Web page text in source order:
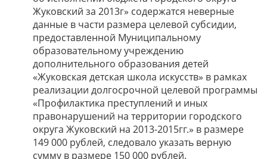
Жуковский за 2013г» содержатся неверные
данные в части размера целевой субсидии,
предоставленной Муниципальному
образовательному учреждению
дополнительного образования детей
«Жуковская детская школа искусств» в рамках
реализации долгосрочной целевой программы
«Профилактика преступлений и иных
правонарушений на территории городского
округа Жуковский на 2013-2015гг.» в размере
149 000 рублей, следовало указать верную
сумму в размере 150 000 рублей.